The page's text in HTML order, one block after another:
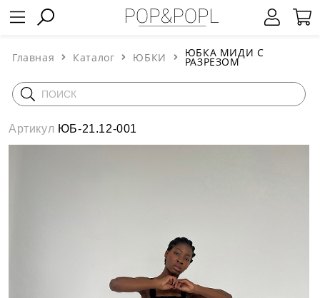
Главная Каталог ЮБКИ ЮБКА МИДИ С
РАЗРЕЗОМ
Артикул ЮБ-21.12-001